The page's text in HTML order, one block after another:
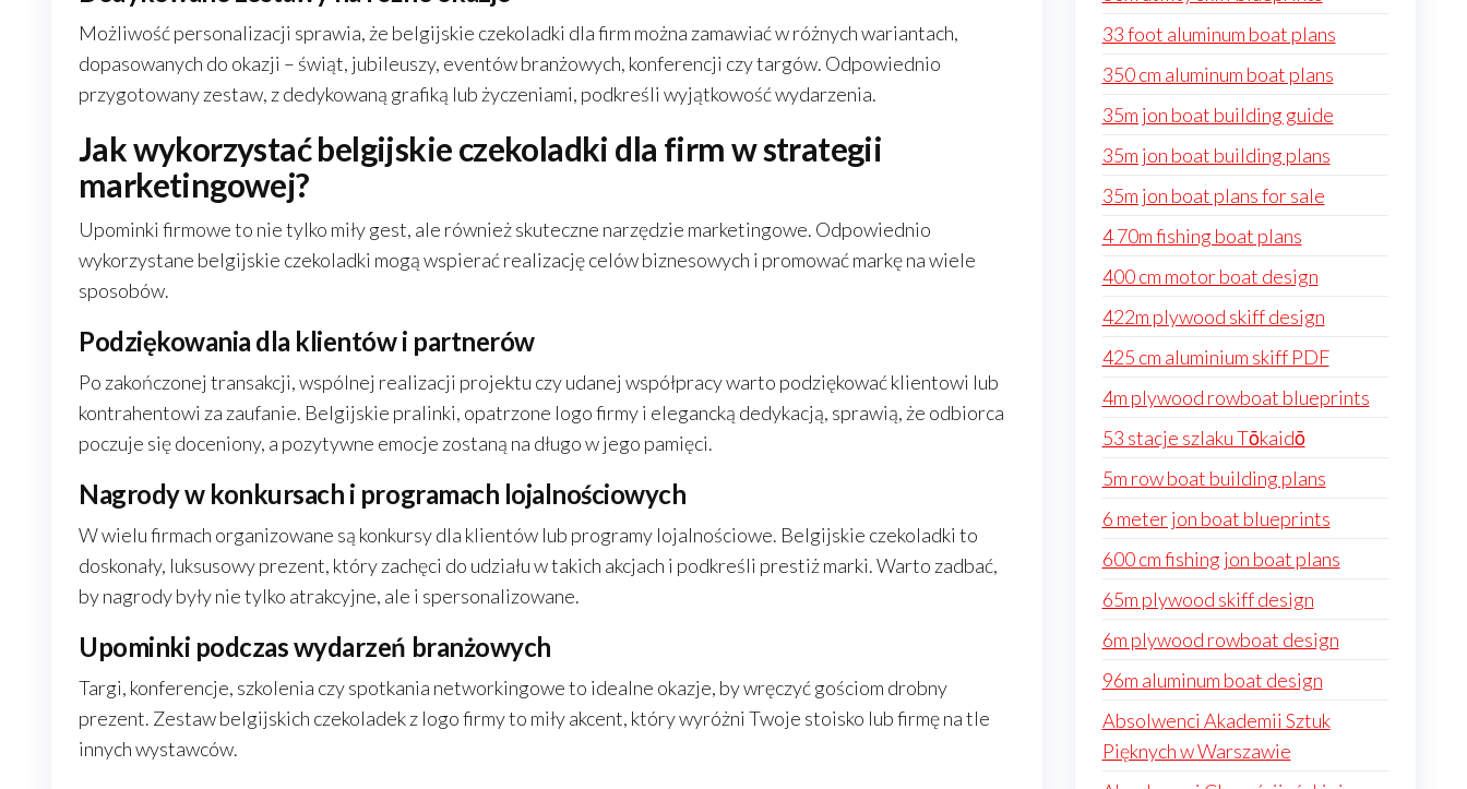
Możliwość personalizacji sprawia, że belgijskie czekoladki dla firm można zamawiać w różnych wariantach,
dopasowanych do okazji – świąt, jubileuszy, eventów branżowych, konferencji czy targów. Odpowiednio
przygotowany zestaw, z dedykowaną grafiką lub życzeniami, podkreśli wyjątkowość wydarzenia.
Jak wykorzystać belgijskie czekoladki dla firm w strategii
marketingowej?
Upominki firmowe to nie tylko miły gest, ale również skuteczne narzędzie marketingowe. Odpowiednio
wykorzystane belgijskie czekoladki mogą wspierać realizację celów biznesowych i promować markę na wiele
sposobów.
Podziękowania dla klientów i partnerów
Po zakończonej transakcji, wspólnej realizacji projektu czy udanej współpracy warto podziękować klientowi lub
kontrahentowi za zaufanie. Belgijskie pralinki, opatrzone logo firmy i elegancką dedykacją, sprawią, że odbiorca
poczuje się doceniony, a pozytywne emocje zostaną na długo w jego pamięci.
Nagrody w konkursach i programach lojalnościowych
W wielu firmach organizowane są konkursy dla klientów lub programy lojalnościowe. Belgijskie czekoladki to
doskonały, luksusowy prezent, który zachęci do udziału w takich akcjach i podkreśli prestiż marki. Warto zadbać,
by nagrody były nie tylko atrakcyjne, ale i spersonalizowane.
Upominki podczas wydarzeń branżowych
Targi, konferencje, szkolenia czy spotkania networkingowe to idealne okazje, by wręczyć gościom drobny
prezent. Zestaw belgijskich czekoladek z logo firmy to miły akcent, który wyróżni Twoje stoisko lub firmę na tle
innych wystawców.
33 foot aluminum boat plans
350 cm aluminum boat plans
35m jon boat building guide
35m jon boat building plans
35m jon boat plans for sale
4 70m fishing boat plans
400 cm motor boat design
422m plywood skiff design
425 cm aluminium skiff PDF
4m plywood rowboat blueprints
53 stacje szlaku Tōkaidō
5m row boat building plans
6 meter jon boat blueprints
600 cm fishing jon boat plans
65m plywood skiff design
6m plywood rowboat design
96m aluminum boat design
Absolwenci Akademii Sztuk
Pięknych w Warszawie